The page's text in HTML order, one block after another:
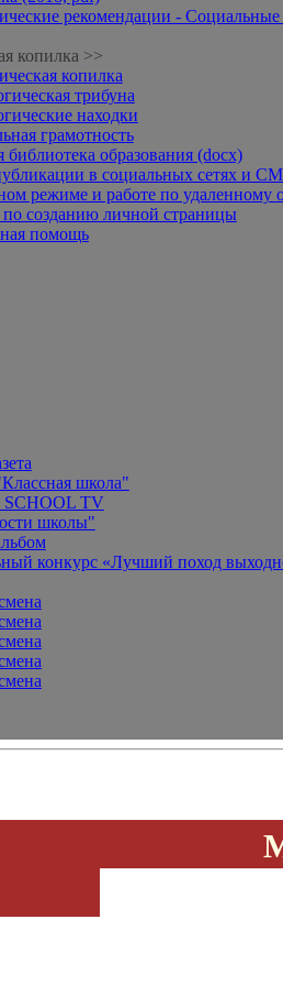
рекомендации -
копилка >>
копилка
трибуна
находки
грамотность
библиотека образования (docx)
в социальных сетях и
режиме и работе по удаленному
созданию личной страницы
помощь
школа"
SCHOOL TV
школы"
конкурс «Лучший поход